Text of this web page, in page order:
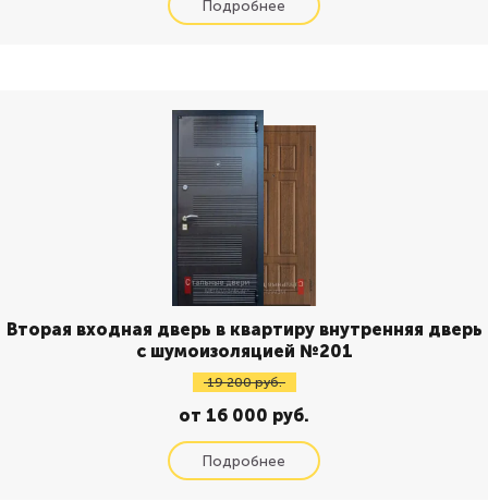
Вторая входная дверь в квартиру внутренняя дверь
с шумоизоляцией №201
19 200 руб.
от 16 000 руб.